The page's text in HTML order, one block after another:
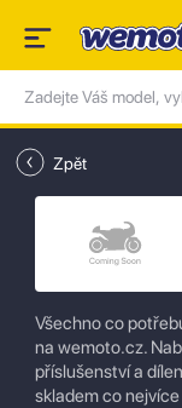
Zpět
Všechno co
na wemoto.cz.
příslušenství a
skladem co